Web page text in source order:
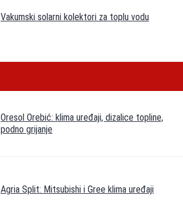
Vakumski solarni kolektori za toplu vodu
Oresol Orebić: klima uređaji, dizalice topline,
podno grijanje
Agria Split: Mitsubishi i Gree klima uređaji